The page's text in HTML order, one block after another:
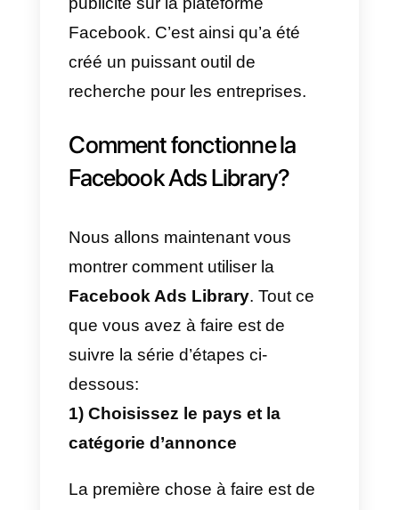
¿Qué es la Facebook Ads
Library?
La Facebook Ads Library
outil entièrement gratuit qui, en
données à partir de toutes les
annonces payantes publiées sur
Facebookou sur des
connexes telles qu’Instagram.
Cet outil a été créé à la suite de